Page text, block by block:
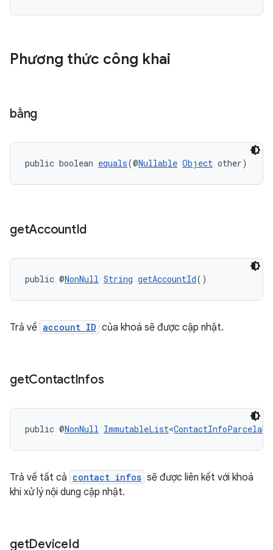
Phương thức công khai
bằng
public boolean equals(@Nullable Object other)
getAccountId
public @NonNull String getAccountId()
Trả về account ID của khoá sẽ được cập nhật.
getContactInfos
public @NonNull ImmutableList<
Trả về tất cả contact infos sẽ được liên kết với khoá
khi xử lý nội dung cập nhật.
getDeviceId